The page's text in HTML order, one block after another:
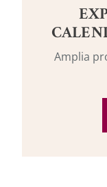
Amplia